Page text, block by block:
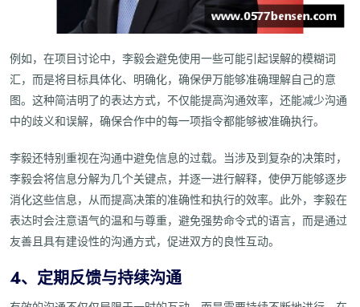
例如，在项目讨论中，李毅会避免使用一些可能引起误解的模糊词
汇，而是将目标具体化、明确化，确保伊万能够准确理解自己的意
图。这种简洁明了的表达方式，不仅能提高沟通效率，还能减少沟通
中的歧义和误解，确保合作中的每一项指令都能够被准确执行。
李毅还特别重视在沟通中避免信息的过载。当涉及到复杂的决策时，
李毅会将信息分解为几个关键点，并逐一进行解释，使伊万能够逐步
消化这些信息，从而提高决策的准确性和执行的效率。此外，李毅在
表达时会注意语气的温和与尊重，避免强势命令式的语言，而是通过
友善且具有建设性的沟通方式，促进双方的良性互动。
4、定期反馈与持续沟通